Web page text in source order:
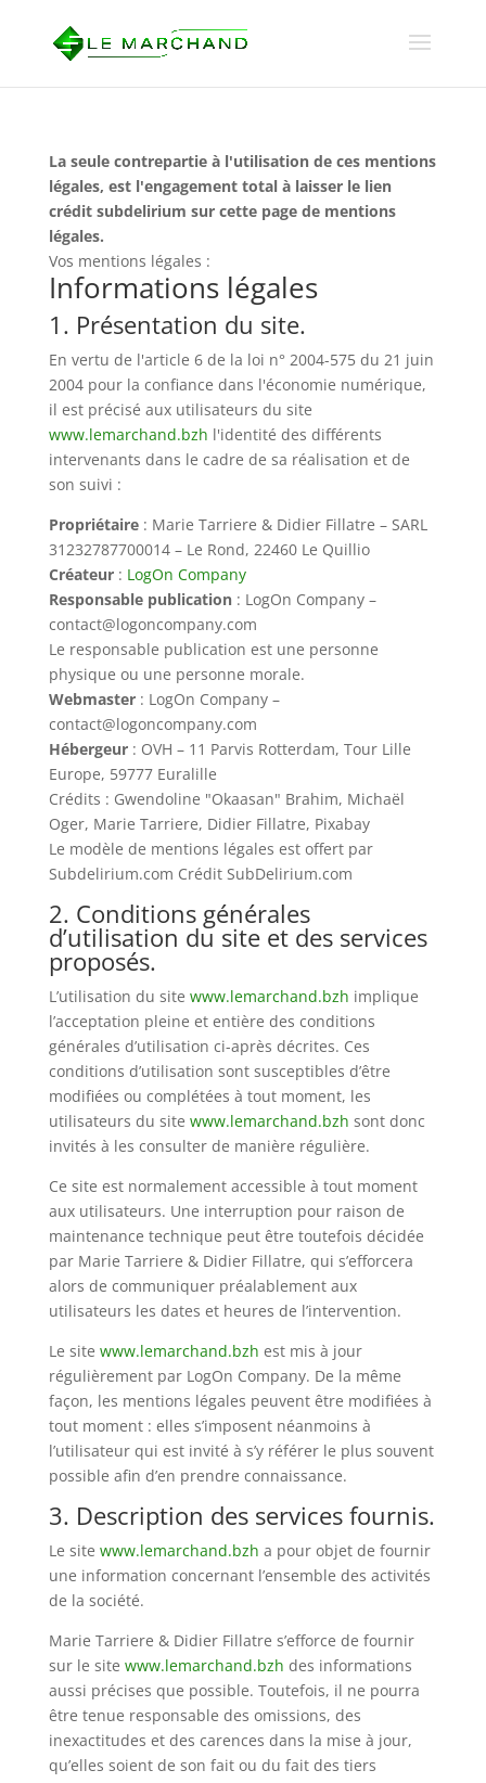
La seule contrepartie à l'utilisation de ces mentions
légales, est l'engagement total à laisser le lien
crédit subdelirium sur cette page de mentions
légales.
Vos mentions légales :
Informations légales
1. Présentation du site.
En vertu de l'article 6 de la loi n° 2004-575 du 21 juin
2004 pour la confiance dans l'économie numérique,
il est précisé aux utilisateurs du site
www.lemarchand.bzh l'identité des différents
intervenants dans le cadre de sa réalisation et de
son suivi :
Propriétaire: Marie Tarriere & Didier Fillatre – SARL
31232787700014 – Le Rond, 22460 Le Quillio
Créateur: LogOn Company
Responsable publication: LogOn Company –
contact@logoncompany.com
Le responsable publication est une personne
physique ou une personne morale.
Webmaster: LogOn Company –
contact@logoncompany.com
Hébergeur: OVH – 11 Parvis Rotterdam, Tour Lille
Europe, 59777 Euralille
Crédits : Gwendoline "Okaasan" Brahim, Michaël
Oger, Marie Tarriere, Didier Fillatre, Pixabay
Le modèle de mentions légales est offert par
Subdelirium.com Crédit SubDelirium.com
2. Conditions générales
d’utilisation du site et des services
proposés.
L’utilisation du site www.lemarchand.bzh implique
l’acceptation pleine et entière des conditions
générales d’utilisation ci-après décrites. Ces
conditions d’utilisation sont susceptibles d’être
modifiées ou complétées à tout moment, les
utilisateurs du site www.lemarchand.bzh sont donc
invités à les consulter de manière régulière.
Ce site est normalement accessible à tout moment
aux utilisateurs. Une interruption pour raison de
maintenance technique peut être toutefois décidée
par Marie Tarriere & Didier Fillatre, qui s’efforcera
alors de communiquer préalablement aux
utilisateurs les dates et heures de l’intervention.
Le site www.lemarchand.bzh est mis à jour
régulièrement par LogOn Company. De la même
façon, les mentions légales peuvent être modifiées à
tout moment : elles s’imposent néanmoins à
l’utilisateur qui est invité à s’y référer le plus souvent
possible afin d’en prendre connaissance.
3. Description des services fournis.
Le site www.lemarchand.bzh a pour objet de fournir
une information concernant l’ensemble des activités
de la société.
Marie Tarriere & Didier Fillatre s’efforce de fournir
sur le site www.lemarchand.bzh des informations
aussi précises que possible. Toutefois, il ne pourra
être tenue responsable des omissions, des
inexactitudes et des carences dans la mise à jour,
qu’elles soient de son fait ou du fait des tiers